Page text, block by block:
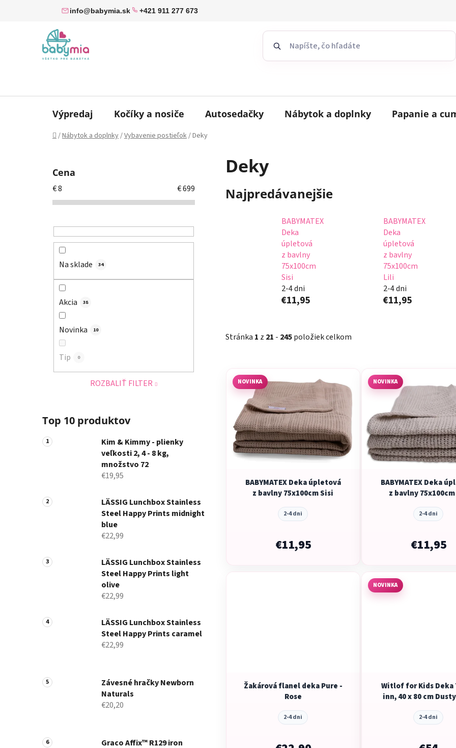
info@babymia.sk +421 911 277 673
Výpredaj Kočíky a nosiče Autosedačky Nábytok a doplnky Papanie a
Domov
/Nábytok a doplnky/Vybavenie postieľok/Deky
Cena
€8 €699
Na sklade 34
Akcia 38
Novinka 10
Tip 0
ROZBALIŤ FILTER
Top 10 produktov
Kim & Kimmy - plienky
veľkosti 2, 4 - 8 kg,
množstvo 72
€19,95
LÄSSIG Lunchbox Stainless
Steel Happy Prints midnight
blue
€22,99
LÄSSIG Lunchbox Stainless
Steel Happy Prints light
olive
€22,99
LÄSSIG Lunchbox Stainless
Steel Happy Prints caramel
€22,99
Závesné hračky Newborn
Naturals
€20,20
Graco Affix™ R129 iron
Deky
Najpredávanejšie
BABYMATEX
Deka
úpletová
z bavlny
75x100cm
Sisi
2-4 dni
€11,95
BABYMATEX
Deka
úpletová
z bavlny
75x100cm
Lili
2-4 dni
€11,95
Stránka 1 z 21 - 245položiek celkom
NOVINKA
BABYMATEX Deka úpletová
z bavlny 75x100cm Sisi
2-4 dni
€11,95
NOVINKA
BABYMATEX Deka
z bavlny
2-4 dni
€11,95
Žakárová flanel deka Pure -
Rose
2-4 dni
NOVINKA
Witlof for Kids Deka
inn, 40 x 80 cm
2-4 dni